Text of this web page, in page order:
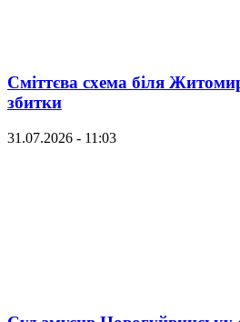
Сміттєва схема біля
збитки
31.07.2026 - 11:03